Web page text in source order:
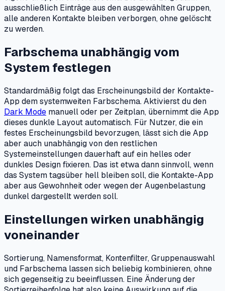
ausschließlich Einträge aus den ausgewählten Gruppen,
alle anderen Kontakte bleiben verborgen, ohne gelöscht
zu werden.
Farbschema unabhängig vom
System festlegen
Standardmäßig folgt das Erscheinungsbild der Kontakte-
App dem systemweiten Farbschema. Aktivierst du den
Dark Mode manuell oder per Zeitplan, übernimmt die App
dieses dunkle Layout automatisch. Für Nutzer, die ein
festes Erscheinungsbild bevorzugen, lässt sich die App
aber auch unabhängig von den restlichen
Systemeinstellungen dauerhaft auf ein helles oder
dunkles Design fixieren. Das ist etwa dann sinnvoll, wenn
das System tagsüber hell bleiben soll, die Kontakte-App
aber aus Gewohnheit oder wegen der Augenbelastung
dunkel dargestellt werden soll.
Einstellungen wirken unabhängig
voneinander
Sortierung, Namensformat, Kontenfilter, Gruppenauswahl
und Farbschema lassen sich beliebig kombinieren, ohne
sich gegenseitig zu beeinflussen. Eine Änderung der